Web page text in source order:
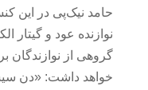
حامد نیک‌پی در این
نوازنده عود و گیتار
گروهی از نوازندگان
خواهد داشت: «دن